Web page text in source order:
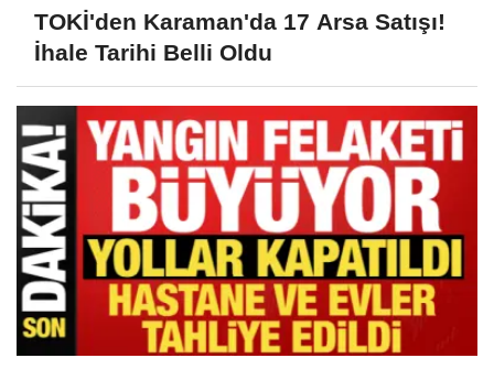
TOKİ'den Karaman'da 17 Arsa Satışı!
İhale Tarihi Belli Oldu